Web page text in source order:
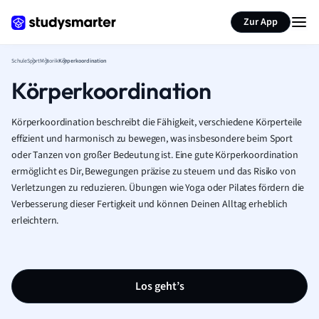
Zur App
SchuleSportMotorikKörperkoordination
Körperkoordination
Körperkoordination beschreibt die Fähigkeit, verschiedene Körperteile
effizient und harmonisch zu bewegen, was insbesondere beim Sport
oder Tanzen von großer Bedeutung ist. Eine gute Körperkoordination
ermöglicht es Dir, Bewegungen präzise zu steuern und das Risiko von
Verletzungen zu reduzieren. Übungen wie Yoga oder Pilates fördern die
Verbesserung dieser Fertigkeit und können Deinen Alltag erheblich
erleichtern.
Los geht’s
Seite zusammenfassen